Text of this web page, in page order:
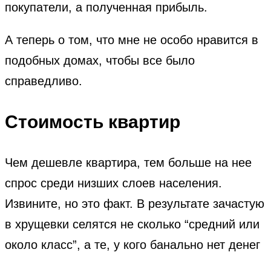
покупатели, а полученная прибыль.
А теперь о том, что мне не особо нравится в
подобных домах, чтобы все было
справедливо.
Стоимость квартир
Чем дешевле квартира, тем больше на нее
спрос среди низших слоев населения.
Извините, но это факт. В результате зачастую
в хрущевки селятся не сколько “средний или
около класс”, а те, у кого банально нет денег